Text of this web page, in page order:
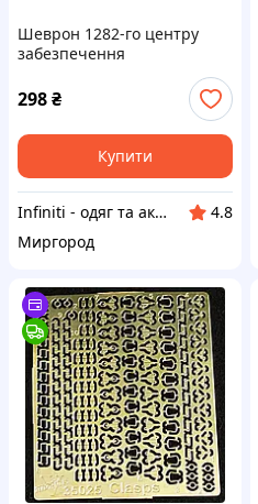
Шеврон 1282-го центру
забезпечення
бронетанковим озброєнням
та технікою ЗСУ на липучці
298₴
Купити
Infiniti - одяг та аксесуари
4.8
Миргород